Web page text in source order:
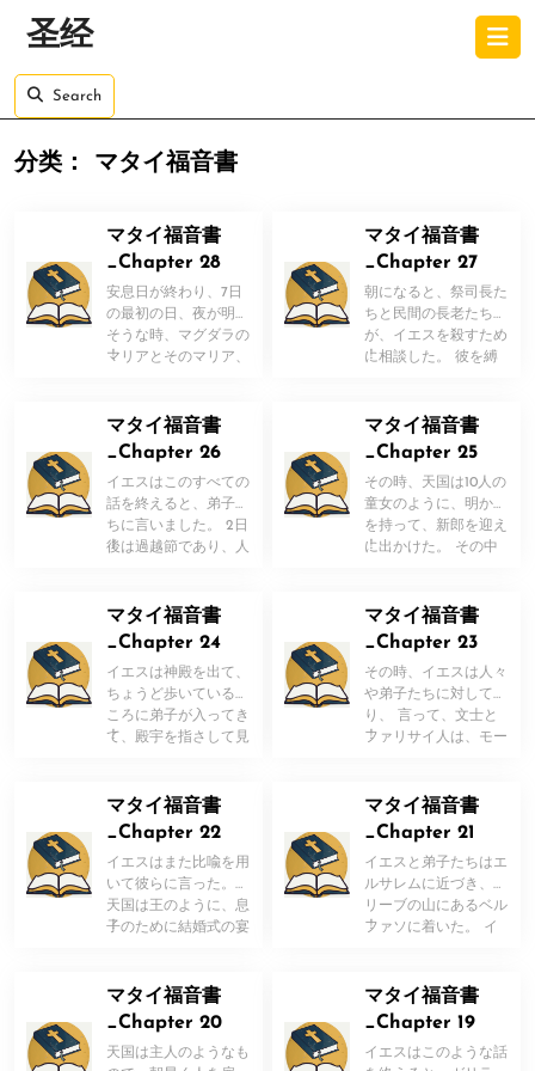
圣经
Search
分类： マタイ福音書
マタイ福音書
_Chapter 28
安息日が終わり、7日
の最初の日、夜が明け
そうな時、マグダラの
マリアとそのマリア、
！
マタイ福音書
_Chapter 27
朝になると、祭司長た
ちと民間の長老たち
が、イエスを殺すため
に相談した。 彼を縛
！
マタイ福音書
_Chapter 26
イエスはこのすべての
話を終えると、弟子た
ちに言いました。 2日
後は過越節であり、人
！
マタイ福音書
_Chapter 25
その時、天国は10人の
童女のように、明かり
を持って、新郎を迎え
に出かけた。 その中
！
マタイ福音書
_Chapter 24
イエスは神殿を出て、
ちょうど歩いていると
ころに弟子が入ってき
て、殿宇を指さして見
！
マタイ福音書
_Chapter 23
その時、イエスは人々
や弟子たちに対して語
り、 言って、文士と
ファリサイ人は、モー
！
マタイ福音書
_Chapter 22
イエスはまた比喩を用
いて彼らに言った。
天国は王のように、息
子のために結婚式の宴
！
マタイ福音書
_Chapter 21
イエスと弟子たちはエ
ルサレムに近づき、オ
リーブの山にあるベル
ファソに着いた。 イ
！
マタイ福音書
_Chapter 20
天国は主人のようなも
マタイ福音書
_Chapter 19
イエスはこのような話